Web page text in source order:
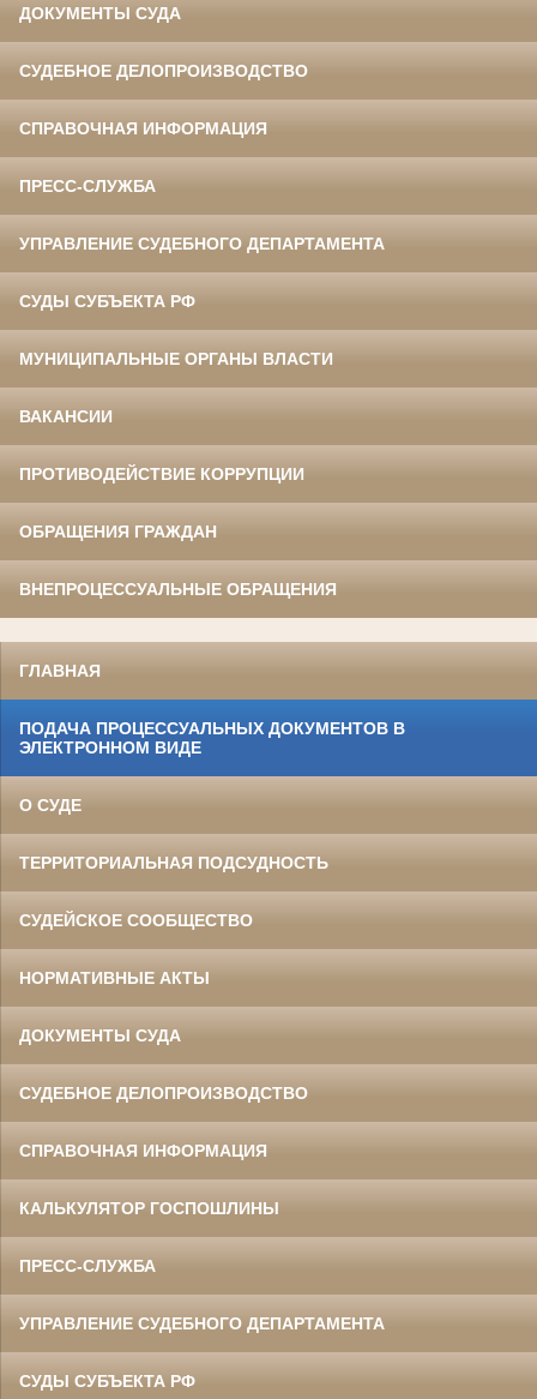
ДОКУМЕНТЫ СУДА
СУДЕБНОЕ ДЕЛОПРОИЗВОДСТВО
СПРАВОЧНАЯ ИНФОРМАЦИЯ
ПРЕСС-СЛУЖБА
УПРАВЛЕНИЕ СУДЕБНОГО ДЕПАРТАМЕНТА
СУДЫ СУБЪЕКТА РФ
МУНИЦИПАЛЬНЫЕ ОРГАНЫ ВЛАСТИ
ВАКАНСИИ
ПРОТИВОДЕЙСТВИЕ КОРРУПЦИИ
ОБРАЩЕНИЯ ГРАЖДАН
ВНЕПРОЦЕССУАЛЬНЫЕ ОБРАЩЕНИЯ
ГЛАВНАЯ
ПОДАЧА ПРОЦЕССУАЛЬНЫХ ДОКУМЕНТОВ В
ЭЛЕКТРОННОМ ВИДЕ
О СУДЕ
ТЕРРИТОРИАЛЬНАЯ ПОДСУДНОСТЬ
СУДЕЙСКОЕ СООБЩЕСТВО
НОРМАТИВНЫЕ АКТЫ
ДОКУМЕНТЫ СУДА
СУДЕБНОЕ ДЕЛОПРОИЗВОДСТВО
СПРАВОЧНАЯ ИНФОРМАЦИЯ
КАЛЬКУЛЯТОР ГОСПОШЛИНЫ
ПРЕСС-СЛУЖБА
УПРАВЛЕНИЕ СУДЕБНОГО ДЕПАРТАМЕНТА
СУДЫ СУБЪЕКТА РФ